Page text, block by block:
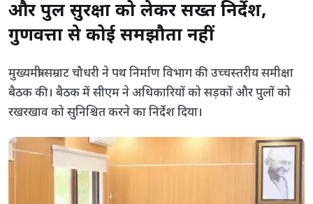
और पुल सुरक्षा को लेकर सख्त निर्देश,
गुणवत्ता से कोई समझौता नहीं
मुख्यमंत्री सम्राट चौधरी ने पथ निर्माण विभाग की उच्चस्तरीय समीक्षा
बैठक की। बैठक में सीएम ने अधिकारियों को सड़कों और पुलों को
रखरखाव को सुनिश्चित करने का निर्देश दिया।